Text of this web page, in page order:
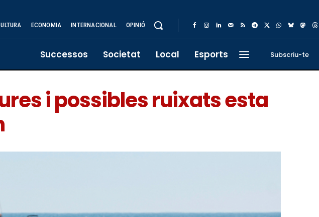
ECONOMIA INTERNACIONAL OPINIÓ
Successos Societat Local Esports Subscriu-te
i possibles ruixats esta